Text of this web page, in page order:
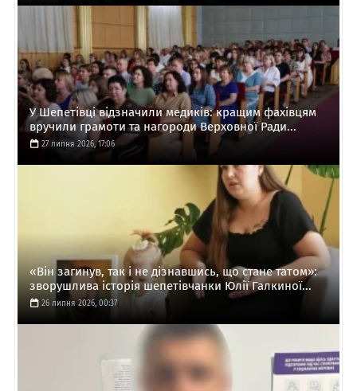
У Шепетівці відзначили медиків: кращим фахівцям
вручили грамоти та нагороди Верховної Ради...
27 липня 2026, 17:06
«Він загинув, так і не дізнавшись, що стане татом»:
зворушлива історія шепетівчанки Юлії Галкиної...
26 липня 2026, 00:37